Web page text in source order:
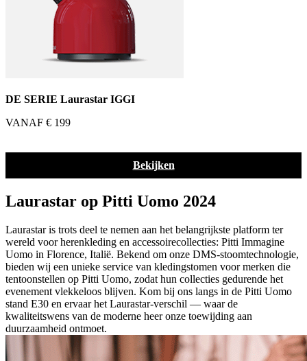
DE SERIE Laurastar IGGI
VANAF € 199
Bekijken
Laurastar op Pitti Uomo 2024
Laurastar is trots deel te nemen aan het belangrijkste platform ter
wereld voor herenkleding en accessoirecollecties: Pitti Immagine
Uomo in Florence, Italië. Bekend om onze DMS-stoomtechnologie,
bieden wij een unieke service van kledingstomen voor merken die
tentoonstellen op Pitti Uomo, zodat hun collecties gedurende het
evenement vlekkeloos blijven. Kom bij ons langs in de Pitti Uomo
stand E30 en ervaar het Laurastar-verschil — waar de
kwaliteitswens van de moderne heer onze toewijding aan
duurzaamheid ontmoet.